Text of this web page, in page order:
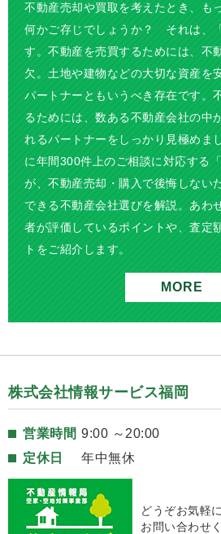
不動産売却や買取を考えたとき、も
何かご存じでしょうか？ それは、
す。不動産を売買するためには、不
欠。土地や建物などの大切な資産を
パートナーともいうべき存在です。
るためには、数ある不動産会社の中
れるパートナーをしっかり見極めま
に年間300件上のご相談に対応する
が、不動産売却・購入で後悔しない
できる不動産会社選びを解説。あわ
者が評価しているポイントや、査定
トをご紹介します。
MORE
株式会社情報サービス福岡
営業時間 9:00 ～20:00
定休日
年中無休
どうぞお気軽に
お問い合わせ